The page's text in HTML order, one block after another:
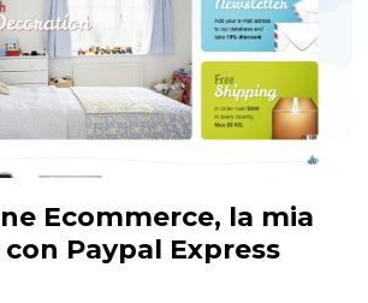
Ecommerce, la mia
Paypal Express